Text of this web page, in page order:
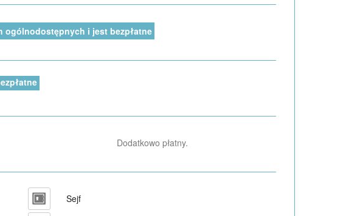
ogólnodostępnych i jest bezpłatne
Dodatkowo płatny.
Sejf